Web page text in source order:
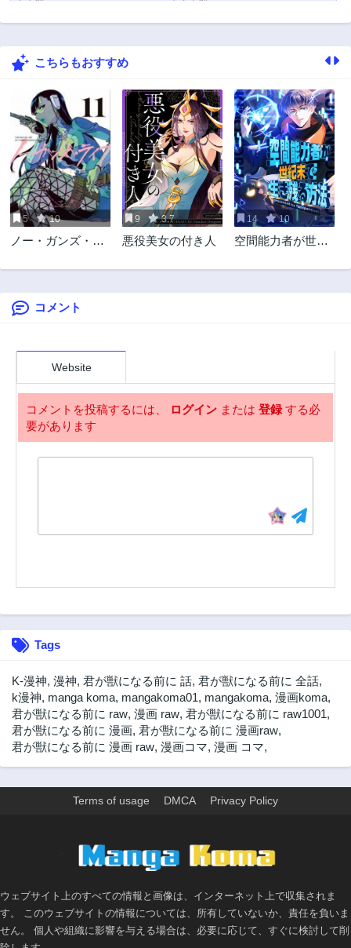
第58話 第57話
第56話
第54話
2年前
第53話
2年前
第52話
2年前
第51話
2年前
第50話
2年前
第49話
2年前
第48話
2年前
第47話
2年前
第46話 第45話
第44話
第42話
2年前 2年前
第38話
第28話
2年前
第26話
2年前
第25話
2年前
第24話
2年前
第23話
2年前
第22話
第19話
2年前
2年前 2年前
第14話
2年前
第13話
2年前
こちらもおすすめ
5 10
ノー・ガンズ・ラ
9 3.7
悪役美女の付き人
14 10
空間能力者が世紀
コメント
Website
コメントを投稿するには、 ログイン または 登録する必
要があります
Tags
K-漫神, 漫神, 君が獣になる前に 話, 君が獣になる前に 全話,
k漫神, manga koma, mangakoma01, mangakoma, 漫画koma,
君が獣になる前に raw, 漫画 raw, 君が獣になる前に raw1001,
君が獣になる前に 漫画, 君が獣になる前に 漫画raw,
君が獣になる前に 漫画 raw, 漫画コマ, 漫画 コマ,
Terms of usage DMCA Privacy Policy
ウェブサイト上のすべての情報と画像は、インターネット上で収集されま
す。 このウェブサイトの情報については、所有していないか、責任を負いま
せん。 個人や組織に影響を与える場合は、必要に応じて、すぐに検討して削